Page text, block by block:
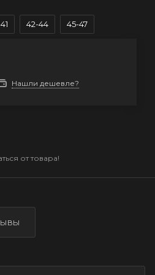
42-44 45-47
Нашли дешевле?
от товара!